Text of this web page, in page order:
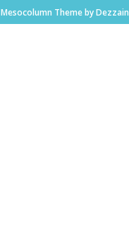
Mesocolumn Theme by Dezzain